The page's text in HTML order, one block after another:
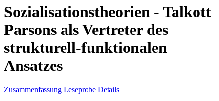
Sozialisationstheorien - Talkott
Parsons als Vertreter des
strukturell-funktionalen
Ansatzes
Zusammenfassung Leseprobe Details